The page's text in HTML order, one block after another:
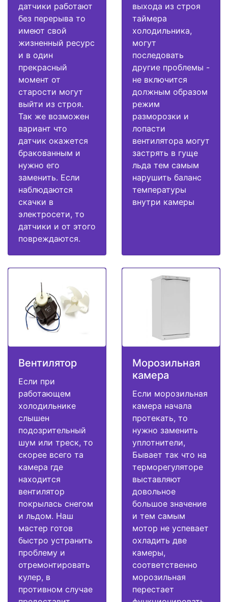
датчики работают
без перерыва то
имеют свой
жизненный ресурс
и в один
прекрасный
момент от
старости могут
выйти из строя.
Так же возможен
вариант что
датчик окажется
бракованным и
нужно его
заменить. Если
наблюдаются
скачки в
электросети, то
датчики и от этого
повреждаются.
выхода из строя
таймера
холодильника,
могут
последовать
другие проблемы -
не включится
должным образом
режим
разморозки и
лопасти
вентилятора могут
застрять в гуще
льда тем самым
нарушить баланс
температуры
внутри камеры
Вентилятор
Если при
работающем
холодильнике
слышен
подозрительный
шум или треск, то
скорее всего та
камера где
находится
вентилятор
покрылась снегом
и льдом. Наш
мастер готов
быстро устранить
проблему и
отремонтировать
кулер, в
противном случае
Морозильная
камера
Если морозильная
камера начала
протекать, то
нужно заменить
уплотнители,
Бывает так что на
терморегуляторе
выставляют
довольное
большое значение
и тем самым
мотор не успевает
охладить две
камеры,
соответственно
морозильная
перестает